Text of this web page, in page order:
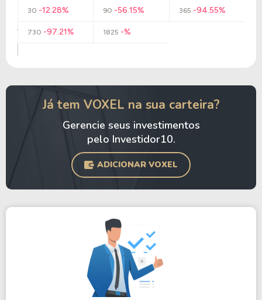
30 -12.28% 90 -56.15% 365 -94.55%
730 -97.21% 1825 -%
Já tem VOXEL na sua carteira?
Gerencie seus investimentos
pelo Investidor10.
ADICIONAR VOXEL